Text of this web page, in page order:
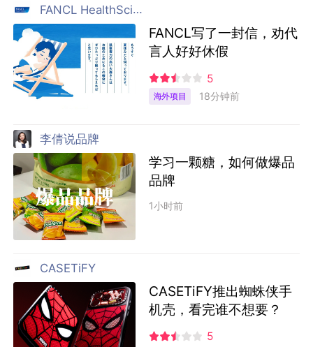
FANCL HealthScience
FANCL写了一封信，劝代
言人好好休假
5
海外项目 18分钟前
李倩说品牌
学习一颗糖，如何做爆品
品牌
1小时前
CASETiFY
CASETiFY推出蜘蛛侠手
机壳，看完谁不想要？
5